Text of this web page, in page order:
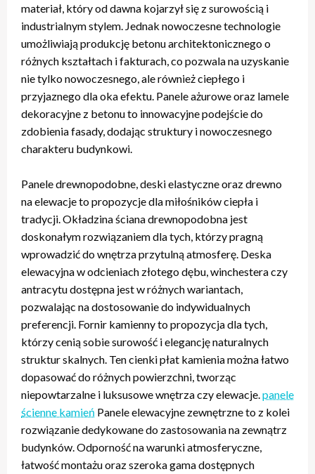
materiał, który od dawna kojarzył się z surowością i
industrialnym stylem. Jednak nowoczesne technologie
umożliwiają produkcję betonu architektonicznego o
różnych kształtach i fakturach, co pozwala na uzyskanie
nie tylko nowoczesnego, ale również ciepłego i
przyjaznego dla oka efektu. Panele ażurowe oraz lamele
dekoracyjne z betonu to innowacyjne podejście do
zdobienia fasady, dodając struktury i nowoczesnego
charakteru budynkowi.
Panele drewnopodobne, deski elastyczne oraz drewno
na elewacje to propozycje dla miłośników ciepła i
tradycji. Okładzina ściana drewnopodobna jest
doskonałym rozwiązaniem dla tych, którzy pragną
wprowadzić do wnętrza przytulną atmosferę. Deska
elewacyjna w odcieniach złotego dębu, winchestera czy
antracytu dostępna jest w różnych wariantach,
pozwalając na dostosowanie do indywidualnych
preferencji. Fornir kamienny to propozycja dla tych,
którzy cenią sobie surowość i elegancję naturalnych
struktur skalnych. Ten cienki płat kamienia można łatwo
dopasować do różnych powierzchni, tworząc
niepowtarzalne i luksusowe wnętrza czy elewacje. panele
ścienne kamień Panele elewacyjne zewnętrzne to z kolei
rozwiązanie dedykowane do zastosowania na zewnątrz
budynków. Odporność na warunki atmosferyczne,
łatwość montażu oraz szeroka gama dostępnych